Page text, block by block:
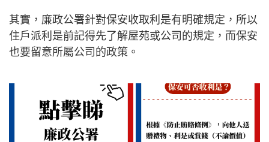
其實，廉政公署針對保安收取利是有明確規定，所以
住戶派利是前記得先了解屋苑或公司的規定，而保安
也要留意所屬公司的政策。